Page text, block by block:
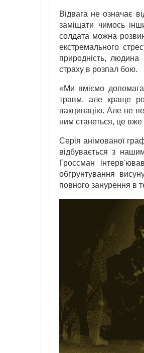
Відвага не означає
заміщати чимось
солдата можна
екстремального
природність, людина
страху в розпал бою.
«Ми вміємо
травм, але краще
вакцинацію. Але не
ним станеться, це
Серія анімованої
відбувається з
Гроссман
обґрунтування
повного занурення в